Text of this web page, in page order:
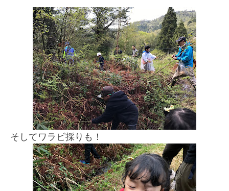
そしてワラビ採りも！